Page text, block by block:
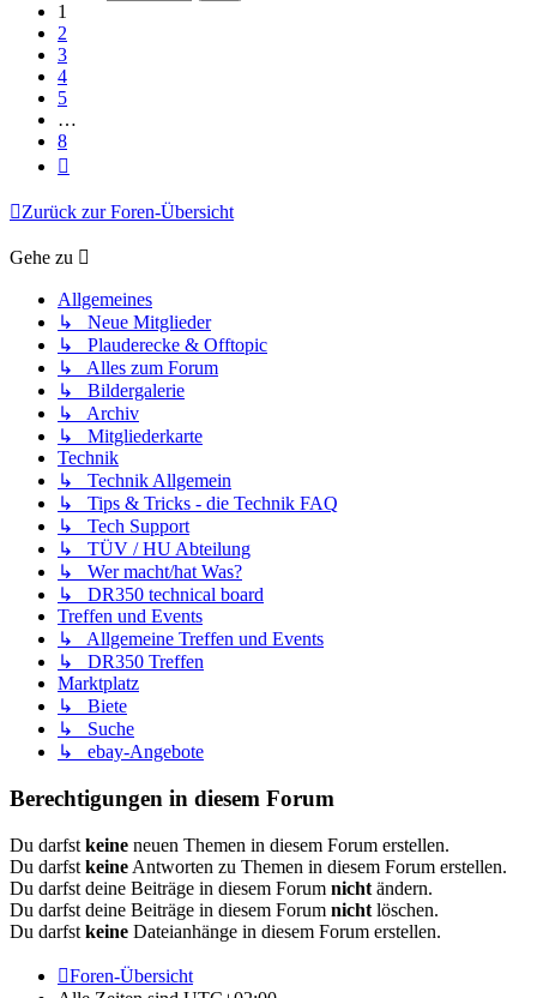
1
2
3
4
5
…
8
Zurück zur Foren-Übersicht
Gehe zu
Allgemeines
↳ Neue Mitglieder
↳ Plauderecke & Offtopic
↳ Alles zum Forum
↳ Bildergalerie
↳ Archiv
↳ Mitgliederkarte
Technik
↳ Technik Allgemein
↳ Tips & Tricks - die Technik FAQ
↳ Tech Support
↳ TÜV / HU Abteilung
↳ Wer macht/hat Was?
↳ DR350 technical board
Treffen und Events
↳ Allgemeine Treffen und Events
↳ DR350 Treffen
Marktplatz
↳ Biete
↳ Suche
↳ ebay-Angebote
Berechtigungen in diesem Forum
Du darfst keine neuen Themen in diesem Forum erstellen.
Du darfst keine Antworten zu Themen in diesem Forum erstellen.
Du darfst deine Beiträge in diesem Forum nicht ändern.
Du darfst deine Beiträge in diesem Forum nicht löschen.
Du darfst keine Dateianhänge in diesem Forum erstellen.
Foren-Übersicht